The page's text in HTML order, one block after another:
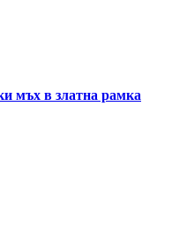
мъх в златна рамка